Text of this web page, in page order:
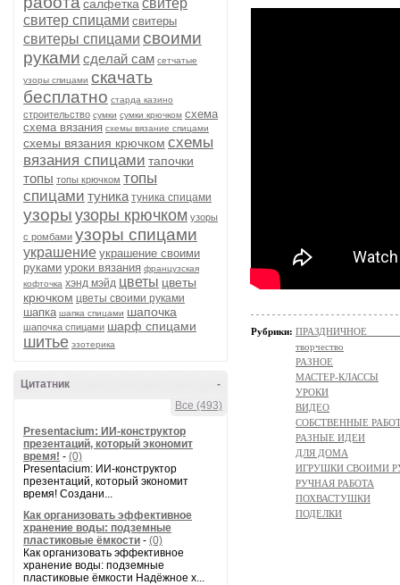
салфетка свитер
свитер спицами свитеры
свитеры спицами своими
руками сделай сам сетчатые
узоры спицами скачать
бесплатно старда казино
строительство сумки сумки крючком схема
схема вязания схемы вязание спицами
схемы вязания крючком схемы
вязания спицами тапочки
топы топы крючком топы
спицами туника туника спицами
узоры узоры крючком узоры
с ромбами узоры спицами
украшение украшение своими
руками уроки вязания французская
кофточка хэнд мэйд цветы цветы
крючком цветы своими руками
шапка шапка спицами шапочка
шапочка спицами шарф спицами
шитье эзотерика
-
Цитатник
Все (493)
Presentacium: ИИ‑конструктор
презентаций, который экономит
время! - (0)
Presentacium: ИИ‑конструктор
презентаций, который экономит
время! Создани...
Как организовать эффективное
хранение воды: подземные
пластиковые ёмкости - (0)
Как организовать эффективное
хранение воды: подземные
пластиковые ёмкости Надёжное х...
Рубрики: ПРАЗДНИЧНОЕ
творчество
РАЗНОЕ
МАСТЕР-КЛАССЫ
УРОКИ
ВИДЕО
СОБСТВЕННЫЕ
РАЗНЫЕ ИДЕИ
ДЛЯ ДОМА
ИГРУШКИ СВОИМИ
РУЧНАЯ РАБОТА
ПОХВАСТУШКИ
ПОДЕЛКИ